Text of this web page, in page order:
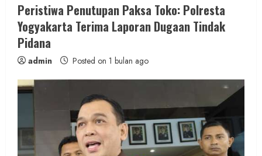
Peristiwa Penutupan Paksa Toko: Polresta
Yogyakarta Terima Laporan Dugaan Tindak
Pidana
admin Posted on 1 bulan ago